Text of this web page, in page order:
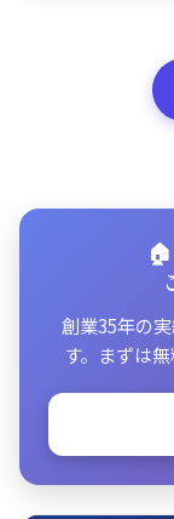
創業35年の
す。まずは